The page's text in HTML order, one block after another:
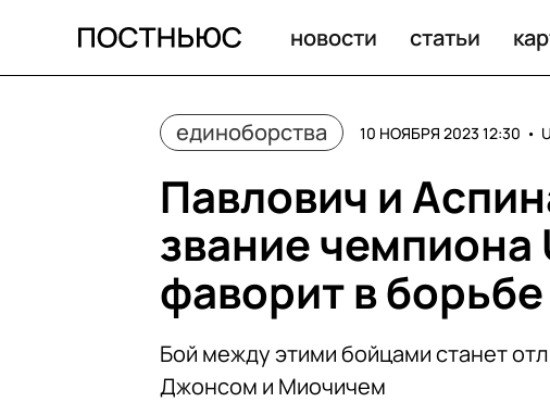
новости статьи
единоборства 10 НОЯБРЯ 2023 12:30 •
Павлович и
звание чемпиона
фаворит в
Бой между этими бойцами станет
Джонсом и Миочичем